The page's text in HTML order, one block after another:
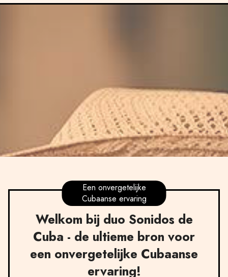
Een onvergetelijke
Cubaanse ervaring
Welkom bij duo Sonidos de
Cuba - de ultieme bron voor
een onvergetelijke Cubaanse
ervaring!